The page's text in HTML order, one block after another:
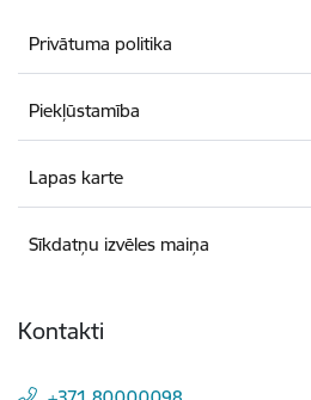
Privātuma politika
Piekļūstamība
Lapas karte
Sīkdatņu izvēles maiņa
Kontakti